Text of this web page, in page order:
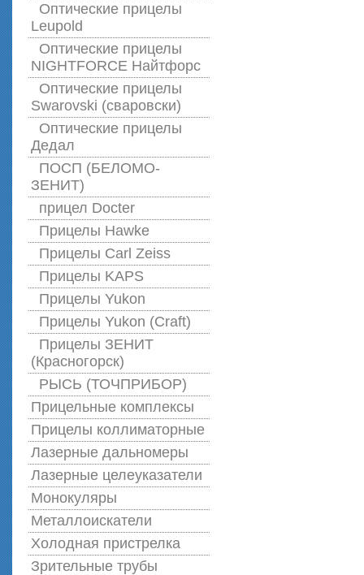
Оптические прицелы
Leupold
Оптические прицелы
NIGHTFORCE Найтфорс
Оптические прицелы
Swarovski (сваровски)
Оптические прицелы
Дедал
ПОСП (БЕЛОМО-
ЗЕНИТ)
прицел Docter
Прицелы Hawke
Прицелы Carl Zeiss
Прицелы KAPS
Прицелы Yukon
Прицелы Yukon (Craft)
Прицелы ЗЕНИТ
(Красногорск)
РЫСЬ (ТОЧПРИБОР)
Прицельные комплексы
Прицелы коллиматорные
Лазерные дальномеры
Лазерные целеуказатели
Монокуляры
Металлоискатели
Холодная пристрелка
Зрительные трубы